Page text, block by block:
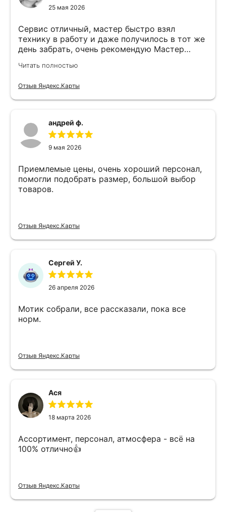
25 мая 2026
Сервис отличный, мастер быстро взял
технику в работу и даже получилось в тот же
день забрать, очень рекомендую Мастер
Читать полностью
Отзыв Яндекс.Карты
андрей ф.
9 мая 2026
Приемлемые цены, очень хороший персонал,
помогли подобрать размер, большой выбор
товаров.
Отзыв Яндекс.Карты
Сергей У.
26 апреля 2026
Мотик собрали, все рассказали, пока все
норм.
Отзыв Яндекс.Карты
Ася
18 марта 2026
Ассортимент, персонал, атмосфера - всё на
100% отлично👍
Отзыв Яндекс.Карты